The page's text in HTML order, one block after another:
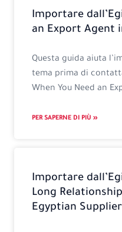
Importare
an Export Agent
Questa guida aiuta
tema prima di
When You Need an
PER SAPERNE DI PIÙ »
Importare
Long
Egyptian Supplier